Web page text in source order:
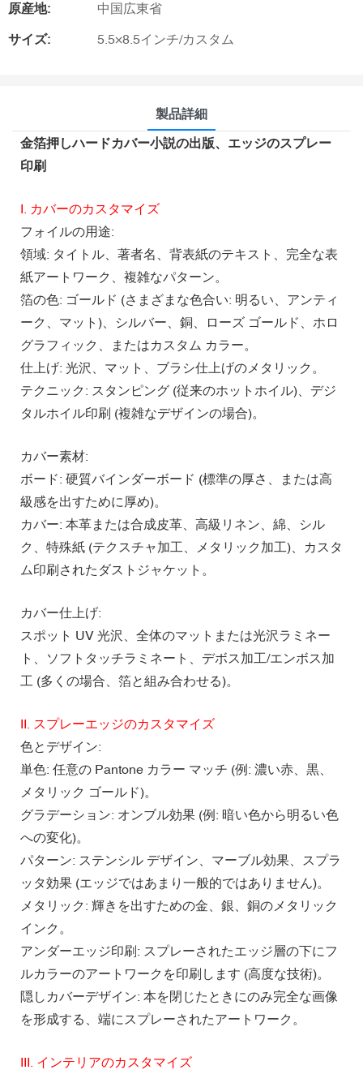
原産地: 中国広東省
サイズ: 5.5×8.5インチ/カスタム
製品詳細
金箔押しハードカバー小説の出版、エッジのスプレー
印刷
I. カバーのカスタマイズ
フォイルの用途:
領域: タイトル、著者名、背表紙のテキスト、完全な表
紙アートワーク、複雑なパターン。
箔の色: ゴールド (さまざまな色合い: 明るい、アンティ
ーク、マット)、シルバー、銅、ローズ ゴールド、ホロ
グラフィック、またはカスタム カラー。
仕上げ: 光沢、マット、ブラシ仕上げのメタリック。
テクニック: スタンピング (従来のホットホイル)、デジ
タルホイル印刷 (複雑なデザインの場合)。
カバー素材:
ボード: 硬質バインダーボード (標準の厚さ、または高
級感を出すために厚め)。
カバー: 本革または合成皮革、高級リネン、綿、シル
ク、特殊紙 (テクスチャ加工、メタリック加工)、カスタ
ム印刷されたダストジャケット。
カバー仕上げ:
スポット UV 光沢、全体のマットまたは光沢ラミネー
ト、ソフトタッチラミネート、デボス加工/エンボス加
工 (多くの場合、箔と組み合わせる)。
II. スプレーエッジのカスタマイズ
色とデザイン:
単色: 任意の Pantone カラー マッチ (例: 濃い赤、黒、
メタリック ゴールド)。
グラデーション: オンブル効果 (例: 暗い色から明るい色
への変化)。
パターン: ステンシル デザイン、マーブル効果、スプラ
ッタ効果 (エッジではあまり一般的ではありません)。
メタリック: 輝きを出すための金、銀、銅のメタリック
インク。
アンダーエッジ印刷: スプレーされたエッジ層の下にフ
ルカラーのアートワークを印刷します (高度な技術)。
隠しカバーデザイン: 本を閉じたときにのみ完全な画像
を形成する、端にスプレーされたアートワーク。
III. インテリアのカスタマイズ